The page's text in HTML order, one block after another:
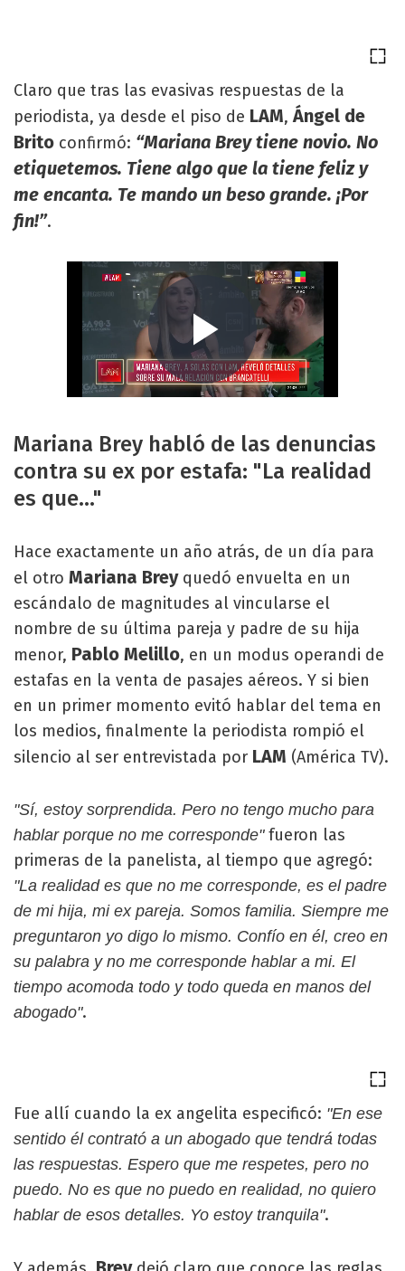
Claro que tras las evasivas respuestas de la
periodista, ya desde el piso de LAM,Ángel de
Brito confirmó: “Mariana Brey tiene novio. No
etiquetemos. Tiene algo que la tiene feliz y
me encanta. Te mando un beso grande. ¡Por
fin!”.
Mariana Brey habló de las denuncias
contra su ex por estafa: "La realidad
es que..."
Hace exactamente un año atrás, de un día para
el otro Mariana Breyquedó envuelta en un
escándalo de magnitudes al vincularse el
nombre de su última pareja y padre de su hija
menor, Pablo Melillo, en un modus operandi de
estafas en la venta de pasajes aéreos. Y si bien
en un primer momento evitó hablar del tema en
los medios, finalmente la periodista rompió el
silencio al ser entrevistada por LAM (América TV).
"Sí, estoy sorprendida. Pero no tengo mucho para
hablar porque no me corresponde"fueron las
primeras de la panelista, al tiempo que agregó:
"La realidad es que no me corresponde, es el padre
de mi hija, mi ex pareja. Somos familia. Siempre me
preguntaron yo digo lo mismo. Confío en él, creo en
su palabra y no me corresponde hablar a mi. El
tiempo acomoda todo y todo queda en manos del
abogado".
Fue allí cuando la ex angelita especificó: "En ese
sentido él contrató a un abogado que tendrá todas
las respuestas. Espero que me respetes, pero no
puedo. No es que no puedo en realidad, no quiero
hablar de esos detalles. Yo estoy tranquila".